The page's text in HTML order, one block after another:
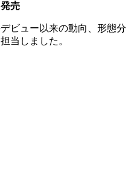
売
ビュー以来の動向、形態分
当しました。